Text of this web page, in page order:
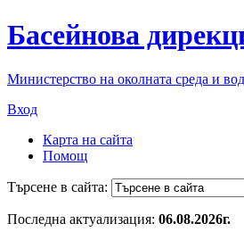
Басейнова
Министерство на околната среда и
Вход
Карта на сайта
Помощ
Търсене в сайта:
Последна актуализация: 06.08.2026г.